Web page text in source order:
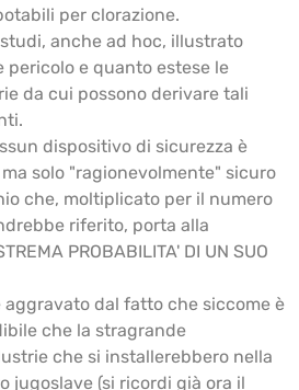
per clorazione.
anche ad hoc, illustrato
pericolo e quanto estese le
da cui possono derivare tali
dispositivo di sicurezza è
solo "ragionevolmente" sicuro
che, moltiplicato per il numero
riferito, porta alla
PROBABILITA' DI UN SUO
dal fatto che siccome è
che la stragrande
che si installerebbero nella
jugoslave (si ricordi già ora il